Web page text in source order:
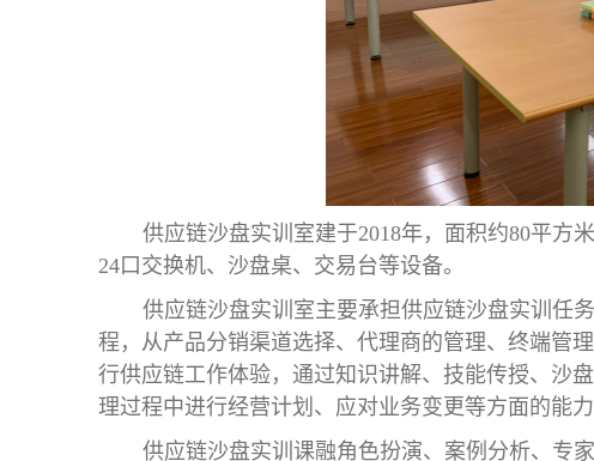
供应链沙盘实训室建于2018年，面积约80平方
24口交换机、沙盘桌、交易台等设备。
供应链沙盘实训室主要承担供应链沙盘实训任
程，从产品分销渠道选择、代理商的管理、终端管
行供应链工作体验，通过知识讲解、技能传授、沙
理过程中进行经营计划、应对业务变更等方面的能
供应链沙盘实训课融角色扮演、案例分析、专